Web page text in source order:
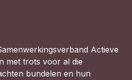
Actieve
met trots voor al die
bundelen en hun